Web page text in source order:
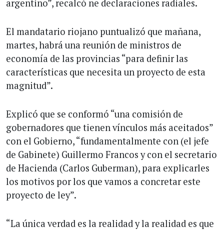
argentino”, recalcó ne declaraciones radiales.
El mandatario riojano puntualizó que mañana,
martes, habrá una reunión de ministros de
economía de las provincias “para definir las
características que necesita un proyecto de esta
magnitud”.
Explicó que se conformó “una comisión de
gobernadores que tienen vínculos más aceitados”
con el Gobierno, “fundamentalmente con (el jefe
de Gabinete) Guillermo Francos y con el secretario
de Hacienda (Carlos Guberman), para explicarles
los motivos por los que vamos a concretar este
proyecto de ley”.
“La única verdad es la realidad y la realidad es que